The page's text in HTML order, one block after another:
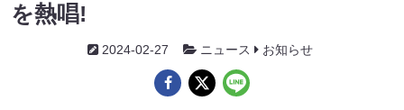
を熱唱!
2024-02-27 ニュース お知らせ